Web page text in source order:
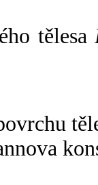
tělesa